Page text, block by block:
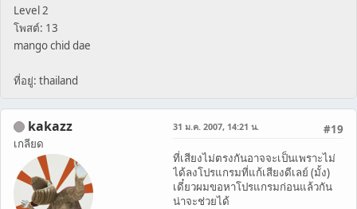
Level 2
โพสต์: 13
mango chid dae
ที่อยู่: thailand
kakazz
เกลียด
#19
31 ม.ค. 2007, 14:21 น.
ที่เสียงไม่ตรงกันอาจจะเป็นเพราะไม่
ได้ลงโปรแกรมที่แก้เสียงดีเลย์ (มั้ง)
เดี๋ยวผมขอหาโปรแกรมก่อนแล้วกัน
น่าจะช่วยได้